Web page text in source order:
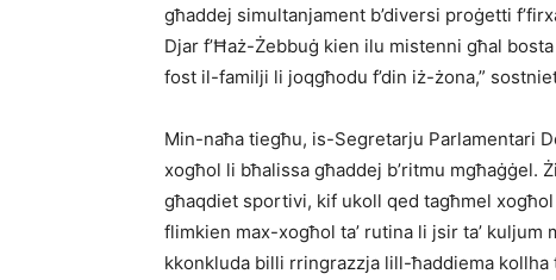
għaddej simultanjament b’diversi proġetti
Djar f’Ħaż-Żebbuġ kien ilu mistenni għal
fost il-familji li joqgħodu f’din iż-żona,”
Min-naħa tiegħu, is-Segretarju Parlamentari
xogħol li bħalissa għaddej b’ritmu
għaqdiet sportivi, kif ukoll qed tagħmel
flimkien max-xogħol ta’ rutina li jsir ta’
kkonkluda billi rringrazzja lill-ħaddiema